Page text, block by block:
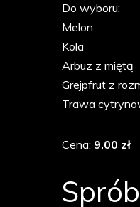
Do wyboru:
Melon
Kola
Arbuz z miętą
Grejpfrut z
Trawa
Cena: 9.00 zł